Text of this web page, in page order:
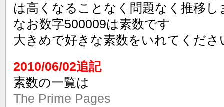
は高くなることなく問題なく推移し
なお数字500009は素数です
大きめで好きな素数をいれてくださ
2010/06/02追記
素数の一覧は
The Prime Pages